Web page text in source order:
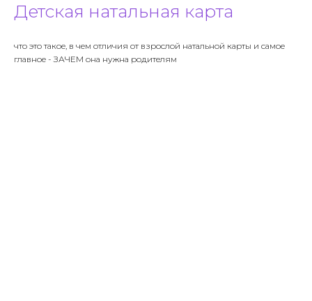
Детская натальная карта
что это такое, в чем отличия от взрослой натальной карты и самое
главное - ЗАЧЕМ она нужна родителям